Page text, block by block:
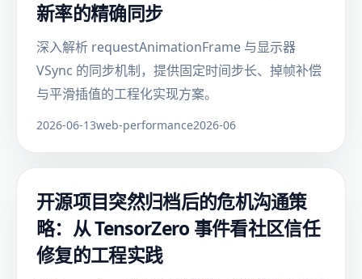
新率的精确同步
深入解析 requestAnimationFrame 与显示器
VSync 的同步机制，提供固定时间步长、掉帧补偿
与平滑插值的工程化实现方案。
2026-06-13web-performance2026-06
开源项目突然归档后的危机沟通策
略：从 TensorZero 事件看社区信任
修复的工程实践